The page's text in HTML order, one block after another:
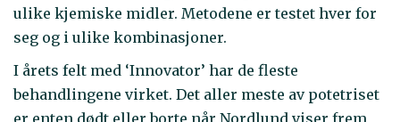
ulike kjemiske midler. Metodene er testet hver for
seg og i ulike kombinasjoner.
I årets felt med ‘Innovator’ har de fleste
behandlingene virket. Det aller meste av potetriset
er enten dødt eller borte når Nordlund viser frem